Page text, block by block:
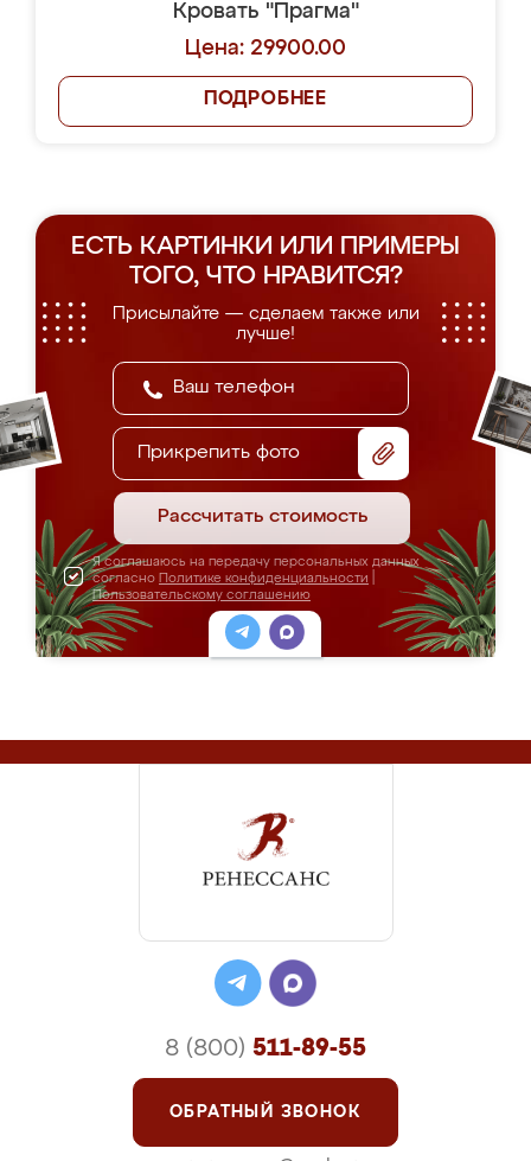
Кровать "Прагма"
Цена: 29900.00
ПОДРОБНЕЕ
ЕСТЬ КАРТИНКИ ИЛИ ПРИМЕРЫ
ТОГО, ЧТО НРАВИТСЯ?
Присылайте — сделаем также или
лучше!
Прикрепить фото
Рассчитать стоимость
Я соглашаюсь на передачу персональных данных
согласно Политике конфиденциальности
Пользовательскому соглашению
8 (800) 511-89-55
ОБРАТНЫЙ ЗВОНОК